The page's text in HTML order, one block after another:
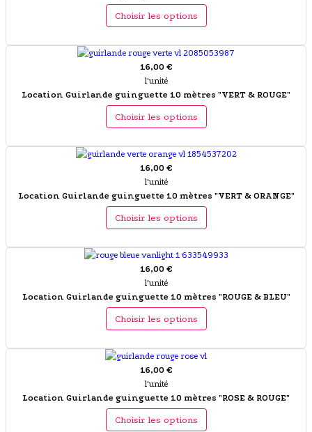
Choisir les options
16,00 €
l'unité
Location Guirlande guinguette 10 mètres "VERT & ROUGE"
Choisir les options
16,00 €
l'unité
Location Guirlande guinguette 10 mètres "VERT & ORANGE"
Choisir les options
16,00 €
l'unité
Location Guirlande guinguette 10 mètres "ROUGE & BLEU"
Choisir les options
16,00 €
l'unité
Location Guirlande guinguette 10 mètres "ROSE & ROUGE"
Choisir les options